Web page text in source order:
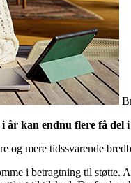
kan endnu flere få
og mere tidssvarende
i betragtning til